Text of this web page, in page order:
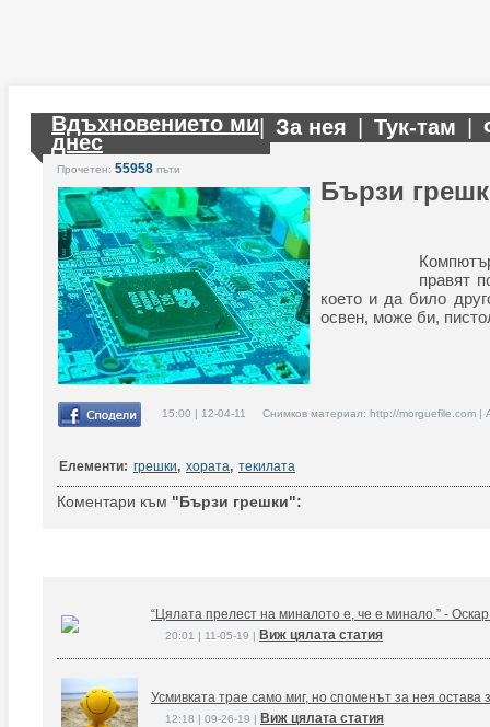
Вдъхновението ми
днес
За нея Тук-там
Прочетен: 55958 пъти
Бързи
правят
което и да било
освен, може би,
15:00 | 12-04-11 Снимков материал: http://morguefile.com |
Елементи: грешки, хората, текилата
Коментари към "Бързи грешки":
“Цялата прелест на миналото е, че е минало.” -
20:01 | 11-05-19 | Виж цялата статия
Усмивката трае само миг, но споменът за нея остава
12:18 | 09-26-19 | Виж цялата статия